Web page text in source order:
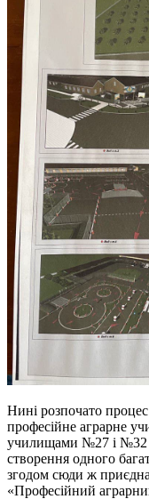
Нині розпочато
професійне аграрне
училищами №27 і №32
створення одного
згодом сюди ж
«Професійний